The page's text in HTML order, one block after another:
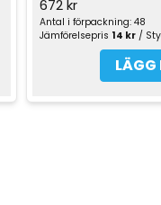
672 kr
Antal i förpackning: 48
Jämförelsepris 14 kr/
LÄGG